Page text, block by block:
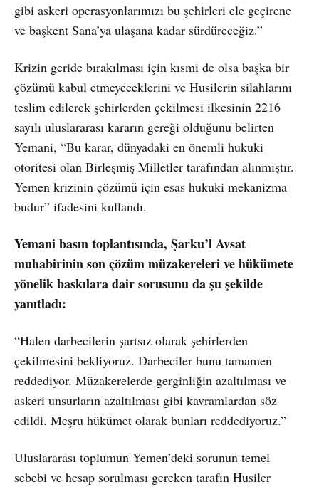
gibi askeri operasyonlarımızı bu şehirleri ele geçirene
ve başkent Sana’ya ulaşana kadar sürdüreceğiz.”
Krizin geride bırakılması için kısmi de olsa başka bir
çözümü kabul etmeyeceklerini ve Husilerin silahlarını
teslim edilerek şehirlerden çekilmesi ilkesinin 2216
sayılı uluslararası kararın gereği olduğunu belirten
Yemani, “Bu karar, dünyadaki en önemli hukuki
otoritesi olan Birleşmiş Milletler tarafından alınmıştır.
Yemen krizinin çözümü için esas hukuki mekanizma
budur” ifadesini kullandı.
Yemani basın toplantısında, Şarku’l Avsat
muhabirinin son çözüm müzakereleri ve hükümete
yönelik baskılara dair sorusunu da şu şekilde
yanıtladı:
“Halen darbecilerin şartsız olarak şehirlerden
çekilmesini bekliyoruz. Darbeciler bunu tamamen
reddediyor. Müzakerelerde gerginliğin azaltılması ve
askeri unsurların azaltılması gibi kavramlardan söz
edildi. Meşru hükümet olarak bunları reddediyoruz.”
Uluslararası toplumun Yemen’deki sorunun temel
sebebi ve hesap sorulması gereken tarafın Husiler